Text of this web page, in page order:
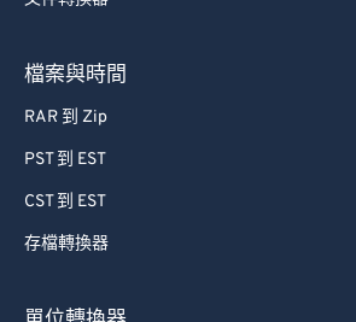
檔案與時間
RAR 到 Zip
PST 到 EST
CST 到 EST
存檔轉換器